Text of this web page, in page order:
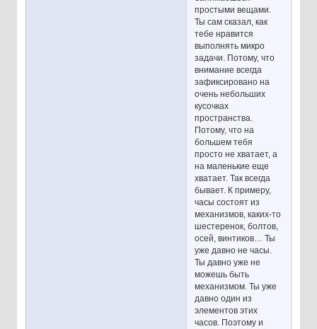
простыми вещами.
Ты сам сказал, как
тебе нравится
выполнять микро
задачи. Потому, что
внимание всегда
зафиксировано на
очень небольших
кусочках
пространства.
Потому, что на
большем тебя
просто не хватает, а
на маленькие еще
хватает. Так всегда
бывает. К примеру,
часы состоят из
механизмов, каких-то
шестеренок, болтов,
осей, винтиков… Ты
уже давно не часы.
Ты давно уже не
можешь быть
механизмом. Ты уже
давно один из
элементов этих
часов. Поэтому и